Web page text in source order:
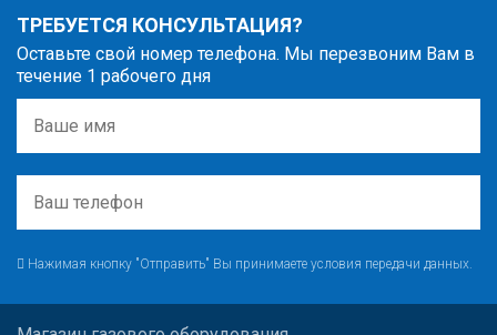
ТРЕБУЕТСЯ КОНСУЛЬТАЦИЯ?
Оставьте свой номер телефона. Мы перезвоним Вам в
течение 1 рабочего дня
Нажимая кнопку "Отправить" Вы принимаете условия передачи данных.